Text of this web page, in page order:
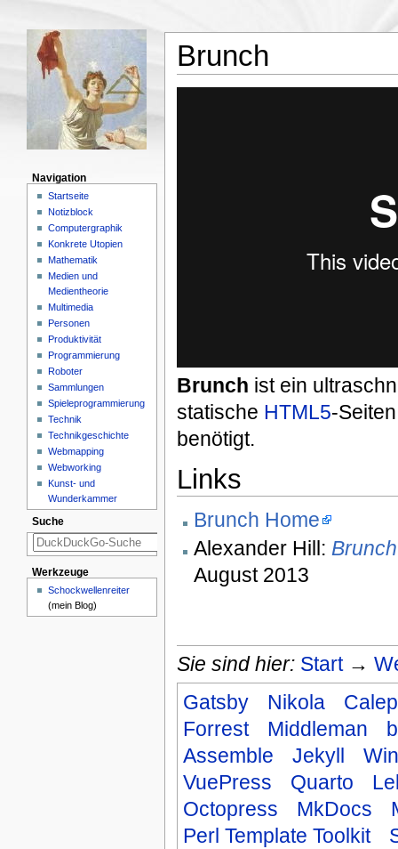
Brunch
Brunch ist ein
statische HTML5-
benötigt.
Links
Brunch Home
Alexander Hill:
August 2013
Sie sind hier: Start→
Gatsby
Nikola
Forrest
Middleman
Assemble
Jekyll
VuePress
Quarto
Octopress
MkDocs
Perl Template Toolkit
Navigation
Startseite
Notizblock
Computergraphik
Konkrete Utopien
Mathematik
Medien und
Medientheorie
Multimedia
Personen
Produktivität
Programmierung
Roboter
Sammlungen
Spieleprogrammierung
Technik
Technikgeschichte
Webmapping
Webworking
Kunst- und
Wunderkammer
Suche
Werkzeuge
Schockwellenreiter
(mein Blog)